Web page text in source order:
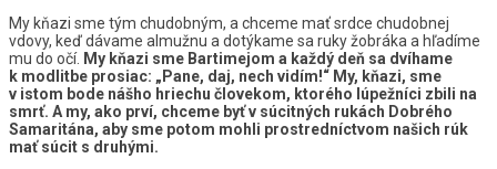
My kňazi sme tým chudobným, a chceme mať srdce chudobnej
vdovy, keď dávame almužnu a dotýkame sa ruky žobráka a hľadíme
mu do očí. My kňazi sme Bartimejom a každý deň sa dvíhame
k modlitbe prosiac: „Pane, daj, nech vidím!“ My, kňazi, sme
v istom bode nášho hriechu človekom, ktorého lúpežníci zbili na
smrť. A my, ako prví, chceme byť v súcitných rukách Dobrého
Samaritána, aby sme potom mohli prostredníctvom našich rúk
mať súcit s druhými.